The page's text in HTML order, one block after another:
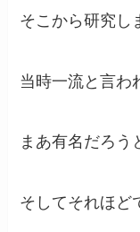
そこから研究し
当時一流と言わ
まあ有名だろう
そしてそれほど